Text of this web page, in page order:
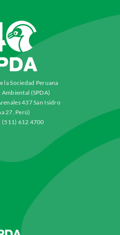
la Sociedad Peruana
(SPDA)
437 San Isidro
27, Perú)
(511) 612 4700